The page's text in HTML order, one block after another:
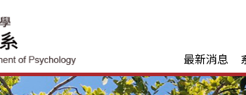
最新消息